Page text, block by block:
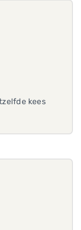
kees